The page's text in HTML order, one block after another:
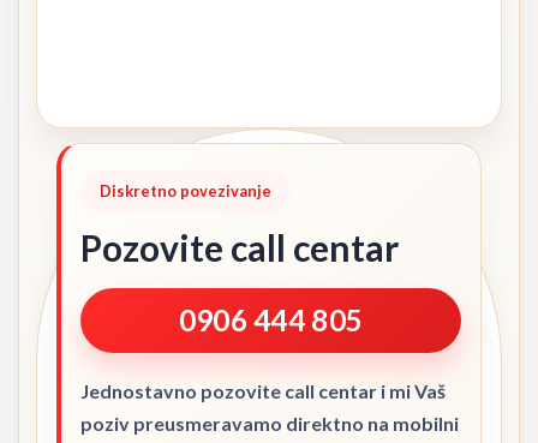
Diskretno povezivanje
Pozovite call centar
0906 444 805
Jednostavno pozovite call centar i mi Vaš
poziv preusmeravamo direktno na mobilni